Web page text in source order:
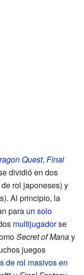
Quest, Final
dividió en dos
rol japoneses) y
Al principio, la
para un solo
multijugadorse
Secret of Manay
juegos
de rol masivos en